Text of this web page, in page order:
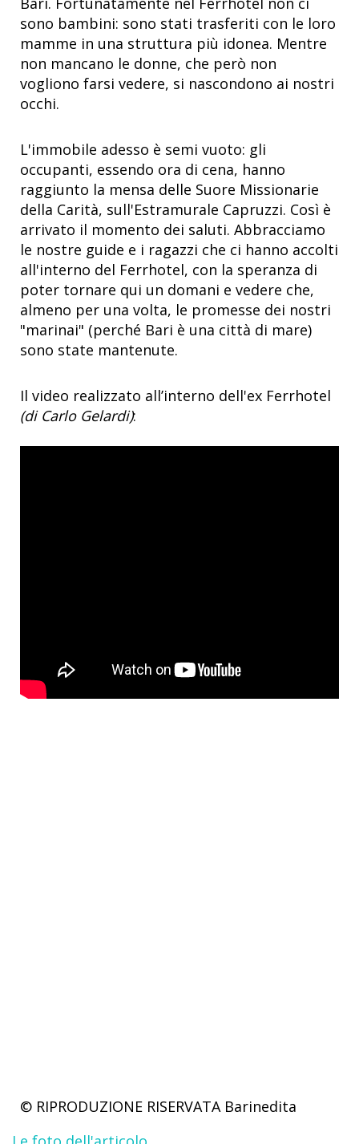
sono bambini: sono stati trasferiti con le loro
mamme in una struttura più idonea. Mentre
non mancano le donne, che però non
vogliono farsi vedere, si nascondono ai nostri
occhi.
L'immobile adesso è semi vuoto: gli
occupanti, essendo ora di cena, hanno
raggiunto la mensa delle Suore Missionarie
della Carità, sull'Estramurale Capruzzi. Così è
arrivato il momento dei saluti. Abbracciamo
le nostre guide e i ragazzi che ci hanno accolti
all'interno del Ferrhotel, con la speranza di
poter tornare qui un domani e vedere che,
almeno per una volta, le promesse dei nostri
"marinai" (perché Bari è una città di mare)
sono state mantenute.
Il video realizzato all’interno dell'ex Ferrhotel
(di Carlo Gelardi):
© RIPRODUZIONE RISERVATA Barinedita